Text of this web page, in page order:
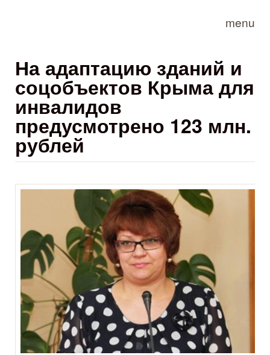
menu
На адаптацию зданий и
соцобъектов Крыма для
инвалидов
предусмотрено 123 млн.
рублей